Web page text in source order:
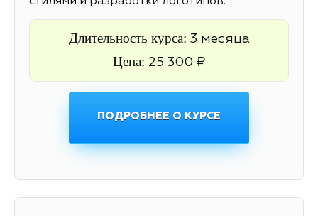
Длительность курса: 3 месяца
Цена: 25 300 ₽
ПОДРОБНЕЕ О КУРСЕ